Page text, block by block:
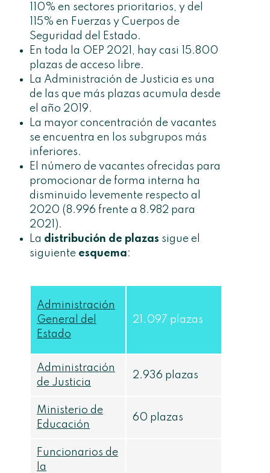
110% en sectores prioritarios, y del
115% en Fuerzas y Cuerpos de
Seguridad del Estado.
En toda la OEP 2021, hay casi 15.800
plazas de acceso libre.
La Administración de Justicia es una
de las que más plazas acumula desde
el año 2019.
La mayor concentración de vacantes
se encuentra en los subgrupos más
inferiores.
El número de vacantes ofrecidas para
promocionar de forma interna ha
disminuido levemente respecto al
2020 (8.996 frente a 8.982 para
2021).
La distribución de plazas sigue el
siguiente esquema:
Administración
General del
Estado
21.097 plazas
Administración
de Justicia
2.936 plazas
Ministerio de
Educación
60 plazas
Funcionarios de
la